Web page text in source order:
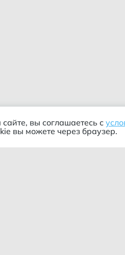
вы соглашаетесь с
вы можете через браузер.